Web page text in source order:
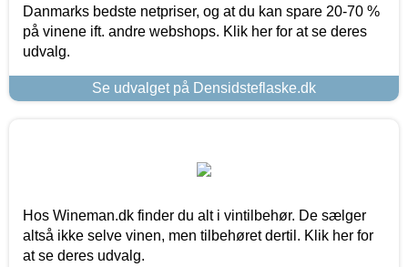
Danmarks bedste netpriser, og at du kan spare 20-70 %
på vinene ift. andre webshops. Klik her for at se deres
udvalg.
Se udvalget på Densidsteflaske.dk
Hos Wineman.dk finder du alt i vintilbehør. De sælger
altså ikke selve vinen, men tilbehøret dertil. Klik her for
at se deres udvalg.